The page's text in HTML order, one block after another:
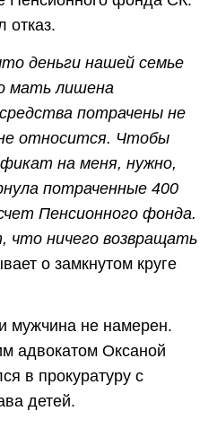
отказ.
деньги нашей семье
мать лишена
потрачены не
относится. Чтобы
на меня, нужно,
потраченные 400
Пенсионного фонда.
что ничего возвращать
о замкнутом круге
мужчина не намерен.
адвокатом Оксаной
в прокуратуру с
детей.